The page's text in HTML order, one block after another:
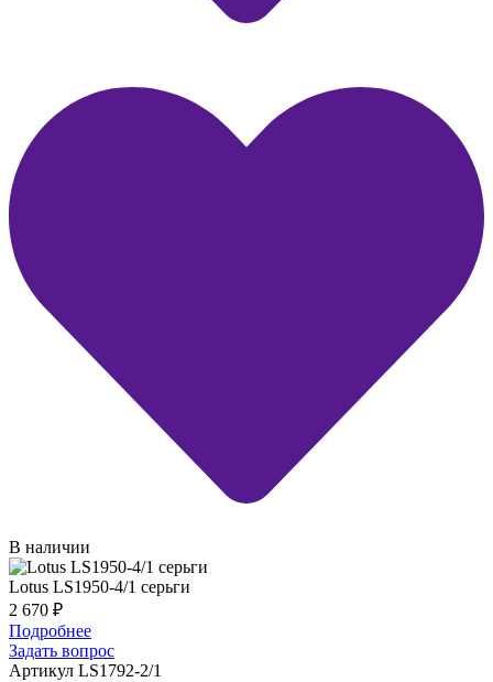
В наличии
Lotus LS1950-4/1 серьги
2 670 ₽
Подробнее
Задать вопрос
Артикул LS1792-2/1